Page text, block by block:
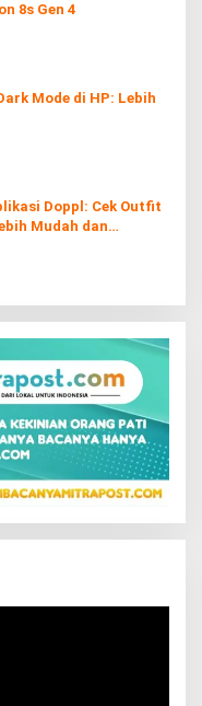
8s Gen 4
Mode di HP: Lebih
Doppl: Cek Outfit
Mudah dan